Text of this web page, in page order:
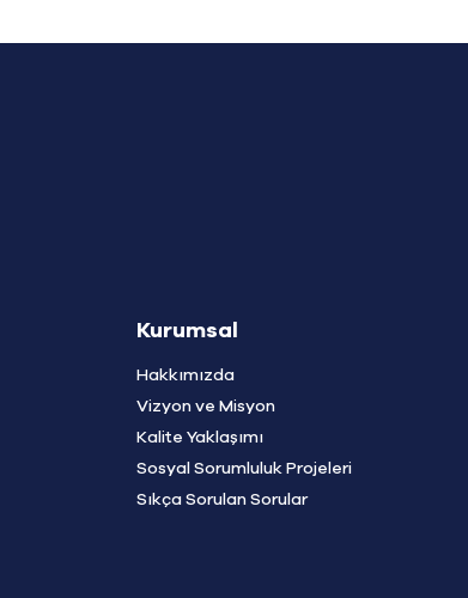
Kurumsal
Hakkımızda
Vizyon ve Misyon
Kalite Yaklaşımı
Sosyal Sorumluluk Projeleri
Sıkça Sorulan Sorular